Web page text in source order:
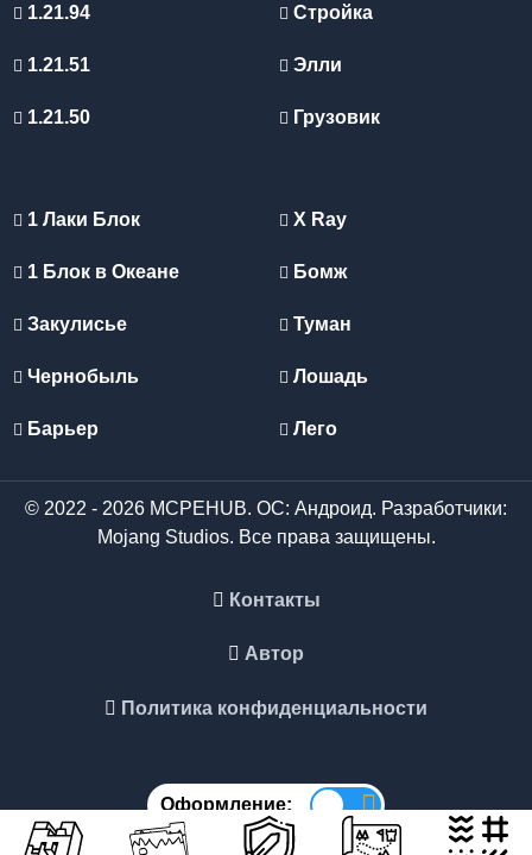
1.21.94
1.21.51
1.21.50
Стройка
Элли
Грузовик
1 Лаки Блок
1 Блок в Океане
Закулисье
Чернобыль
Барьер
X Ray
Бомж
Туман
Лошадь
Лего
© 2022 - 2026 MCPEHUB. ОС: Андроид. Разработчики:
Mojang Studios. Все права защищены.
Контакты
Автор
Политика конфиденциальности
Оформление: